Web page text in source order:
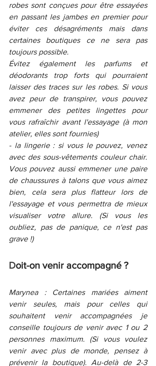
robes sont conçues pour être essayées
en passant les jambes en premier pour
éviter ces désagréments mais dans
certaines boutiques ce ne sera pas
toujours possible.
Évitez également les parfums et
déodorants trop forts qui pourraient
laisser des traces sur les robes. Si vous
avez peur de transpirer, vous pouvez
emmener des petites lingettes pour
vous rafraîchir avant l'essayage (à mon
atelier, elles sont fournies)
- la lingerie : si vous le pouvez, venez
avec des sous-vêtements couleur chair.
Vous pouvez aussi emmener une paire
de chaussures à talons que vous aimez
bien, cela sera plus flatteur lors de
l'essayage et vous permettra de mieux
visualiser votre allure. (Si vous les
oubliez, pas de panique, ce n'est pas
grave !)
Doit-on venir accompagné ?
Marynea : Certaines mariées aiment
venir seules, mais pour celles qui
souhaitent venir accompagnées je
conseille toujours de venir avec 1 ou 2
personnes maximum. (Si vous voulez
venir avec plus de monde, pensez à
prévenir la boutique). Au-delà de 2-3